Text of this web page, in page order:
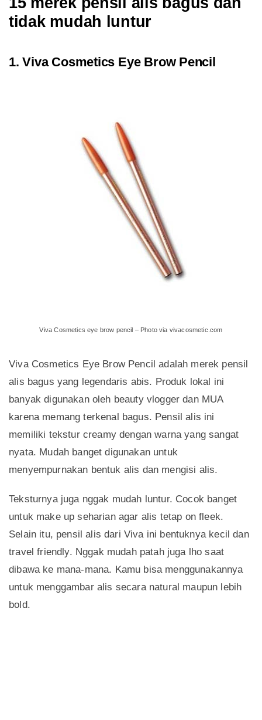
tidak mudah luntur
1. Viva Cosmetics Eye Brow Pencil
Viva Cosmetics eye brow pencil – Photo via vivacosmetic.com
Viva Cosmetics Eye Brow Pencil adalah merek pensil
alis bagus yang legendaris abis. Produk lokal ini
banyak digunakan oleh beauty vlogger dan MUA
karena memang terkenal bagus. Pensil alis ini
memiliki tekstur creamy dengan warna yang sangat
nyata. Mudah banget digunakan untuk
menyempurnakan bentuk alis dan mengisi alis.
Teksturnya juga nggak mudah luntur. Cocok banget
untuk make up seharian agar alis tetap on fleek.
Selain itu, pensil alis dari Viva ini bentuknya kecil dan
travel friendly. Nggak mudah patah juga lho saat
dibawa ke mana-mana. Kamu bisa menggunakannya
untuk menggambar alis secara natural maupun lebih
bold.